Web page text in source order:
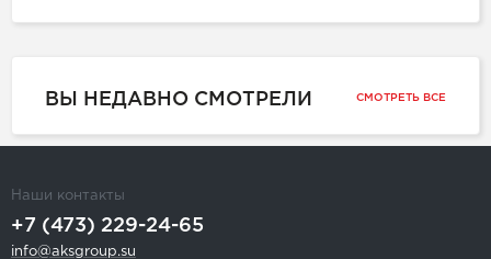
ВЫ НЕДАВНО СМОТРЕЛИ СМОТРЕТЬ ВСЕ
Наши контакты
+7 (473) 229-24-65
info@aksgroup.su